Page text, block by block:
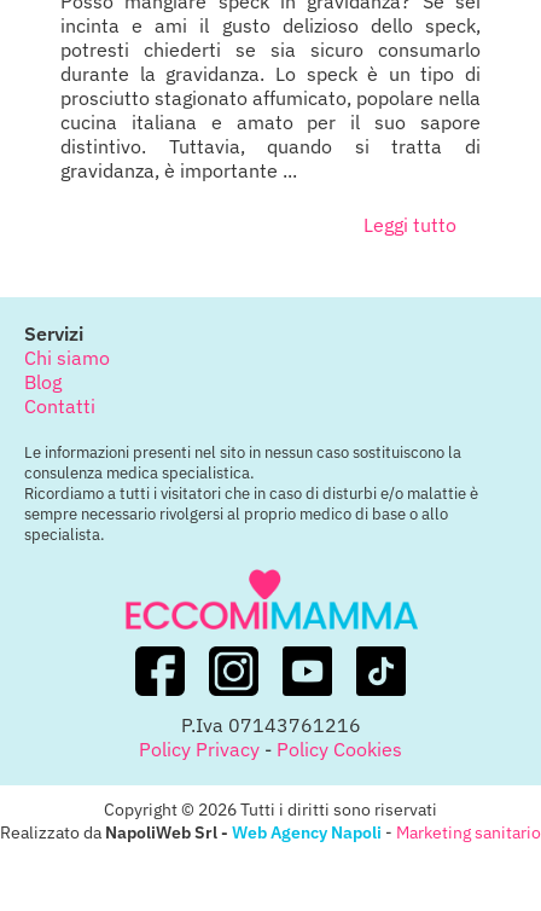
incinta e ami il gusto delizioso dello speck,
potresti chiederti se sia sicuro consumarlo
durante la gravidanza. Lo speck è un tipo di
prosciutto stagionato affumicato, popolare nella
cucina italiana e amato per il suo sapore
distintivo. Tuttavia, quando si tratta di
gravidanza, è importante ...
Leggi tutto
Servizi
Chi siamo
Blog
Contatti
Le informazioni presenti nel sito in nessun caso sostituiscono la
consulenza medica specialistica.
Ricordiamo a tutti i visitatori che in caso di disturbi e/o malattie è
sempre necessario rivolgersi al proprio medico di base o allo
specialista.
P.Iva 07143761216
Policy Privacy - Policy Cookies
Copyright © 2026 Tutti i diritti sono riservati
Realizzato da NapoliWeb Srl - Web Agency Napoli - Marketing sanitario